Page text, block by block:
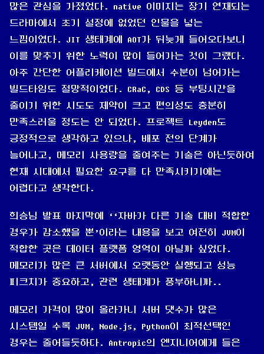
많은 관심을 가졌었다. native 이미지는 장기 연재되는
드라마에서 초기 설정에 없었던 인물을 넣는
느낌이였다. JIT 생태계에 AOT가 뒤늦게 들어오다보니
이를 맞추기 위한 노력이 많이 들어가는 것이 그랬다.
아주 간단한 어플리케이션 빌드에서 수분이 넘어가는
빌드타임도 절망적이였다. CRaC, CDS 등 부팅시간을
줄이기 위한 시도도 제약이 크고 편의성도 충분히
만족스러울 정도는 안 되었다. 프로젝트 Leyden도
긍정적으로 생각하고 있으나, 배포 전의 단계가
늘어나고, 메모리 사용량을 줄여주는 기술은 아닌듯하여
현재 시대에서 필요한 요구를 다 만족시키기에는
어렵다고 생각한다.
희승님 발표 마지막에 ‘‘자바가 다른 기술 대비 적합한
경우가 감소했을 뿐’이라는 내용을 보고 여전히 JVM이
적합한 곳은 데이터 플랫폼 영역이 아닐까 싶었다.
메모리가 많은 큰 서버에서 오랫동안 실행되고 성능
피크치가 중요하고, 관련 생태계가 풍부하니까..
메모리 가격이 많이 올라가니 서버 댓수가 많은
시스템일 수록 JVM, Node.js, Python이 최적선택인
경우는 줄어들듯하다. Antropic의 엔지니어에게 들은